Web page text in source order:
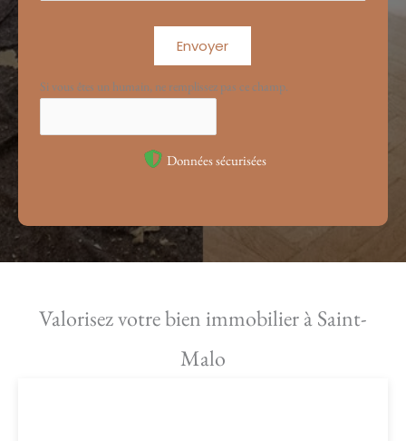
Envoyer
Si vous êtes un humain, ne remplissez pas ce champ.
Données sécurisées
Valorisez votre bien immobilier à Saint-
Malo